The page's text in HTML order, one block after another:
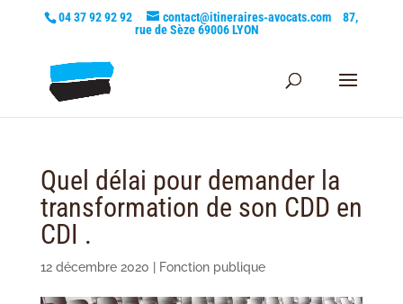
04 37 92 92 92 contact@itineraires-avocats.com
87,
rue de Sèze 69006 LYON
Quel délai pour demander la
transformation de son CDD en
CDI .
12 décembre 2020 Fonction publique